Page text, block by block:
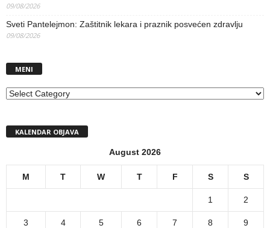
09/08/2026
Sveti Pantelejmon: Zaštitnik lekara i praznik posvećen zdravlju
09/08/2026
MENI
MENI
KALENDAR OBJAVA
August 2026
M T W T F S S
1 2
3 4 5 6 7 8 9